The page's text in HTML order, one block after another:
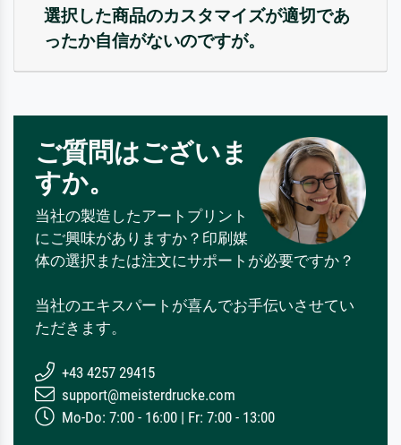
選択した商品のカスタマイズが適切であ
ったか自信がないのですが。
ご質問はございま
すか。
当社の製造したアートプリント
にご興味がありますか？印刷媒
体の選択または注文にサポートが必要ですか？
当社のエキスパートが喜んでお手伝いさせてい
ただきます。
+43 4257 29415
support@meisterdrucke.com
Mo-Do: 7:00 - 16:00 | Fr: 7:00 - 13:00